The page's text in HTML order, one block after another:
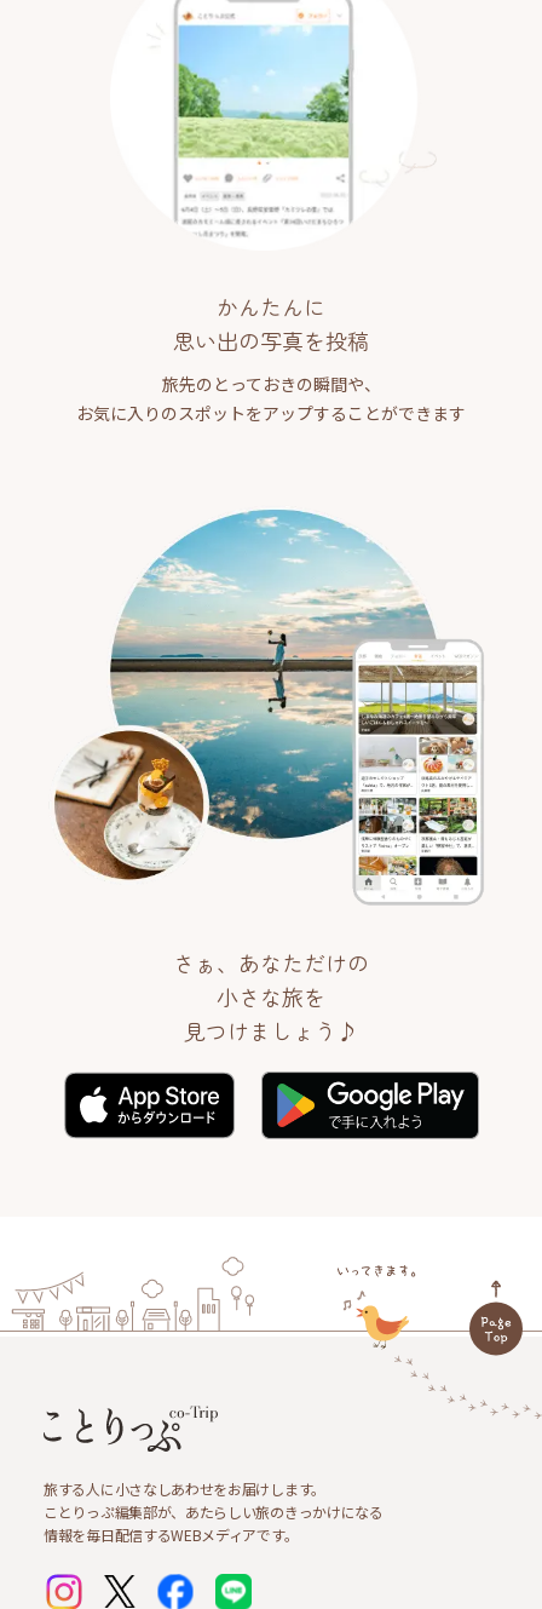
かんたんに
思い出の写真を投稿
旅先のとっておきの瞬間や、
お気に入りのスポットをアップすることができます
さぁ、あなただけの
小さな旅を
見つけましょう♪
旅する人に小さなしあわせをお届けします。
ことりっぷ編集部が、あたらしい旅のきっかけになる
情報を毎日配信するWEBメディアです。